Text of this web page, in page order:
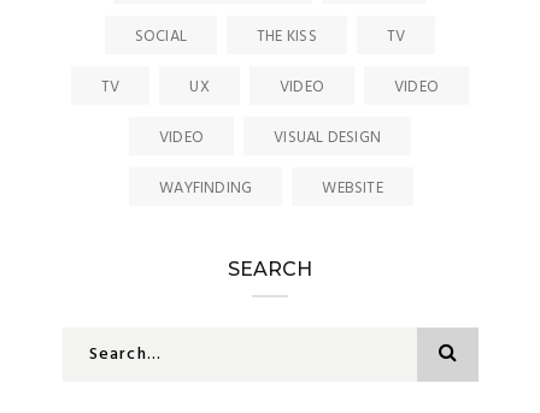
SOCIAL
THE KISS
TV
TV
UX VIDEO
VIDEO
VIDEO
VISUAL DESIGN
WAYFINDING
WEBSITE
SEARCH